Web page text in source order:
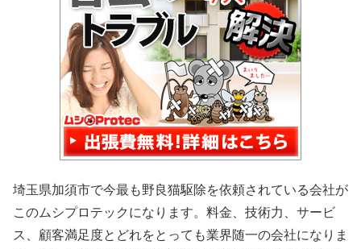
埼玉県加須市で今最も野良猫駆除を依頼されている会社が
このムシプロテックになります。料金、技術力、サービ
ス、顧客満足度とどれをとっても業界随一の会社になりま